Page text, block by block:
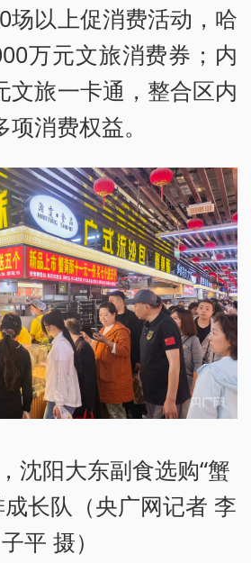
场以上促消费活动，哈
万元文旅消费券；内
文旅一卡通，整合区内
消费权益。
沈阳大东副食选购“蟹
长队（央广网记者 李
子平 摄）